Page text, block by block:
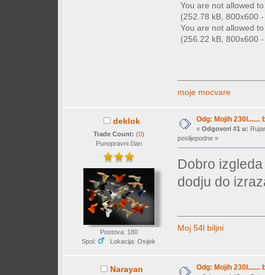
You are not allowed
(252.78 kB, 800x600
You are not allowed
(256.22 kB, 800x600
moje mocvare
deklok
Trade Count: (0)
Punopravni član
Postova: 180
Spol:
Lokacija: Osijek
Odg: Mojih 230l.......
« Odgovori #1 u:
poslijepodne »
Dobro
dodju do
Moj 54l biljni
Narayan Odg: Mojih 230l.......